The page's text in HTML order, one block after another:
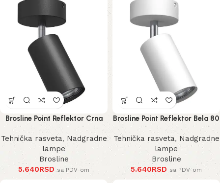
Brosline Point Reflektor Crna
80 mm 170 mm 2286 mm
Tehnička rasveta, Nadgradne
lampe
Brosline
5.640RSD sa PDV-om
Brosline Point Reflektor Bela 80
mm 170 mm 2287 mm
Tehnička rasveta, Nadgradne
lampe
Brosline
5.640RSD sa PDV-om